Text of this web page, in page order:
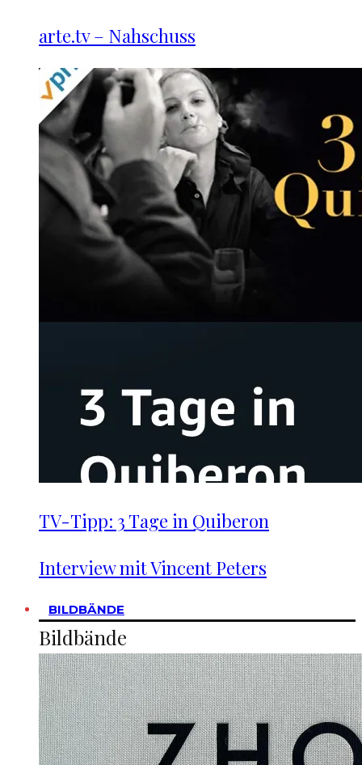
arte.tv – Nahschuss
TV-Tipp: 3 Tage in Quiberon
Interview mit Vincent Peters
BILDBÄNDE
Bildbände